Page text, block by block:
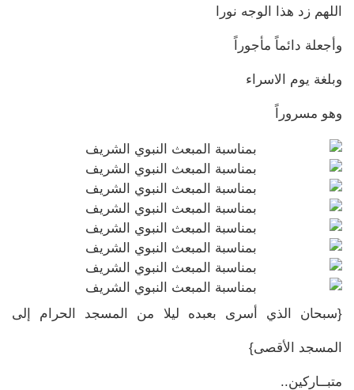
اللهم زد هذا الوجه نورا
وأجعلة دائماً مأجوراً
وبلغة يوم الاسراء
وهو مسروراً
{سبحان الذي أسرى بعبده ليلا من المسجد الحرام إلى
المسجد الأقصى}
متبــاركين..